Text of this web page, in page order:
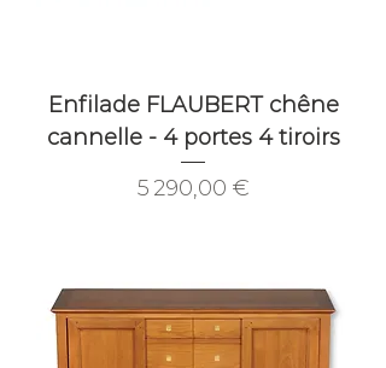
Enfilade FLAUBERT chêne
cannelle - 4 portes 4 tiroirs
Prix
5 290,00 €